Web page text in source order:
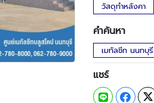
วัสดุทำหลังคา
คำค้นหา
เมทัลชีท นนทบุรี
แชร์